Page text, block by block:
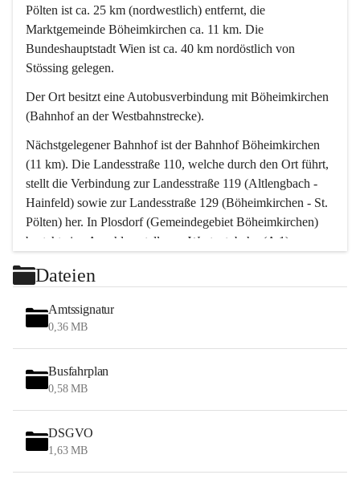
Pölten ist ca. 25 km (nordwestlich) entfernt, die
Marktgemeinde Böheimkirchen ca. 11 km. Die
Bundeshauptstadt Wien ist ca. 40 km nordöstlich von
Stössing gelegen.
Der Ort besitzt eine Autobusverbindung mit Böheimkirchen
(Bahnhof an der Westbahnstrecke).
Nächstgelegener Bahnhof ist der Bahnhof Böheimkirchen
(11 km). Die Landesstraße 110, welche durch den Ort führt,
stellt die Verbindung zur Landesstraße 119 (Altlengbach -
Hainfeld) sowie zur Landesstraße 129 (Böheimkirchen - St.
Pölten) her. In Plosdorf (Gemeindegebiet Böheimkirchen)
besteht eine Anschlussstelle zur Westautobahn (A 1).
Wien erreicht man in ca. 45 Minuten.
Stössing zählt noch zum Naherholungsraum Wien sowie
zum Naherholungsraum St. Pölten. Viele Bauernhöfe hatten
„ihre Wiener“. Seit 1960 bauten viele Wiener
Wochenendhäuser im Gemeindegebiet. Wegen des
waldreichen Jagdgebietes haben viele Jagdpächter ihre
Das Wandern ist aus touristischer Sicht die bedeutendste
Tätigkeit. Das hügelige Gebiet mit Wanderwegen durch
Wiesen, Wälder und Obstkulturen lädt dazu ein. Gefördert
Dateien
Amtssignatur
0,36 MB
Busfahrplan
0,58 MB
DSGVO
1,63 MB